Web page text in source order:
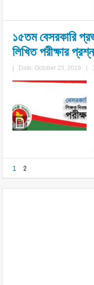
১৫তম বেসরকারি
লিখিত পরীক্ষার
Date: October 23, 2019
1 2